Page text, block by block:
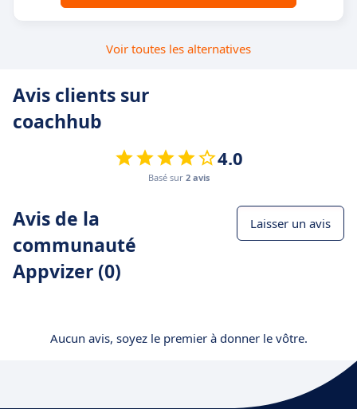
Voir toutes les alternatives
Avis clients sur
coachhub
4.0
Basé sur 2 avis
Avis de la
communauté
Appvizer (0)
Laisser un avis
Aucun avis, soyez le premier à donner le vôtre.